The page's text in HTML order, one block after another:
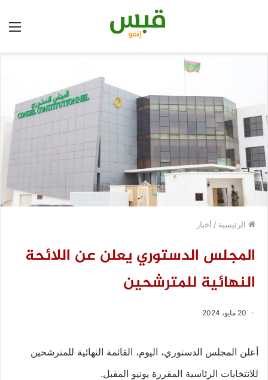
الرئيسية / أخبار
المجلس الدستوري يعلن عن اللائحة
النهائية للمترشحين
20 مايو، 2024
أعلن المجلس الدستوري، اليوم، القائمة النهائية للمترشحين
للانتخابات الرئاسية المقررة يونيو المقبل.